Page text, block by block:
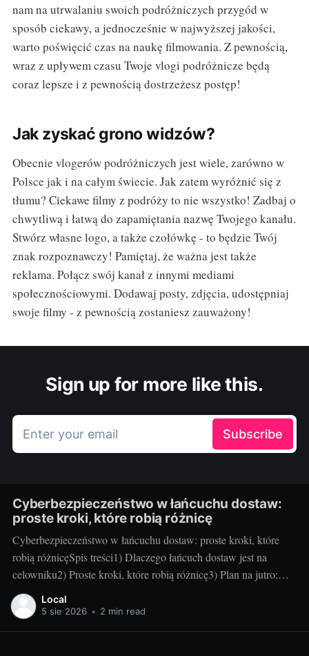
nam na utrwalaniu swoich podróżniczych przygód w
sposób ciekawy, a jednocześnie w najwyższej jakości,
warto poświęcić czas na naukę filmowania. Z pewnością,
wraz z upływem czasu Twoje vlogi podróżnicze będą
coraz lepsze i z pewnością dostrzeżesz postęp!
Jak zyskać grono widzów?
Obecnie vlogerów podróżniczych jest wiele, zarówno w
Polsce jak i na całym świecie. Jak zatem wyróżnić się z
tłumu? Ciekawe filmy z podróży to nie wszystko! Zadbaj o
chwytliwą i łatwą do zapamiętania nazwę Twojego kanału.
Stwórz własne logo, a także czołówkę - to będzie Twój
znak rozpoznawczy! Pamiętaj, że ważna jest także
reklama. Połącz swój kanał z innymi mediami
społecznościowymi. Dodawaj posty, zdjęcia, udostępniaj
swoje filmy - z pewnością zostaniesz zauważony!
Sign up for more like this.
Enter your email Subscribe
Cyberbezpieczeństwo w łańcuchu dostaw:
proste kroki, które robią różnicę
Cyberbezpieczeństwo w łańcuchu dostaw: proste kroki, które
robią różnicęSpis treści1) Dlaczego łańcuch dostaw jest na
celowniku2) Proste kroki, które robią różnicę3) Plan na jutro:
utrzymanie i mierzenie efektów1) Dlaczego łańcuch dostaw jest
na celownikuCo to jest atak na łańcuch dostaw – w dwóch
Local
5 sie 2026 • 2 min read